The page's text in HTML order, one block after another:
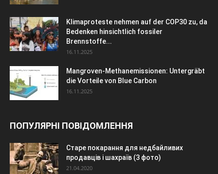
Klimaproteste nehmen auf der COP30 zu, da
Bedenken hinsichtlich fossiler
Brennstoffe...
16.11.2025
Mangroven-Methanemissionen: Untergräbt
die Vorteile von Blue Carbon
16.11.2025
ПОПУЛЯРНІ ПОВІДОМЛЕННЯ
Старе покарання для недбайливих
продавців і шахраїв (3 фото)
21.04.2020